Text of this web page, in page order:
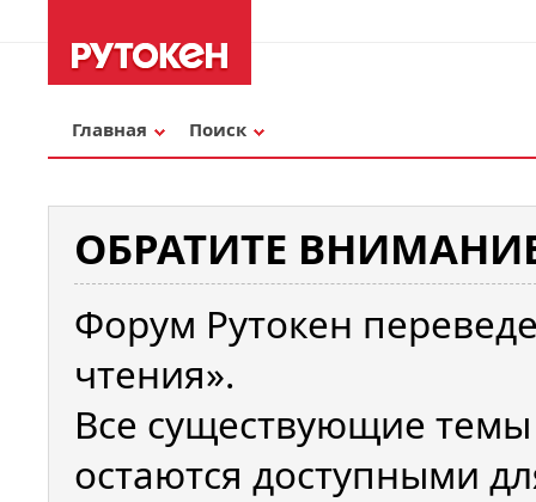
Главная Поиск
ОБРАТИТЕ
Форум Рутокен
чтения».
Все существующие
остаются доступными